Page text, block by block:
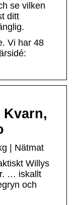
se vilken
ditt
Vi har 48
Kvarn,
| Nätmat
Willys
… iskallt
och